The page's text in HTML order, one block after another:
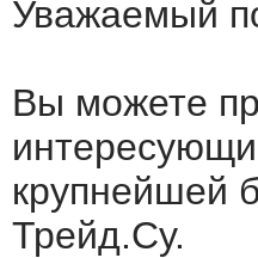
Уважаемый
Вы можете
крупнейшей
Трейд.Су.